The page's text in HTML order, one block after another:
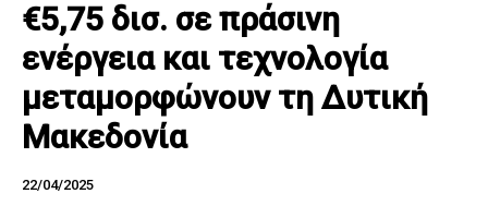
€5,75 δισ. σε πράσινη
ενέργεια και τεχνολογία
μεταμορφώνουν τη Δυτική
Μακεδονία
22/04/2025